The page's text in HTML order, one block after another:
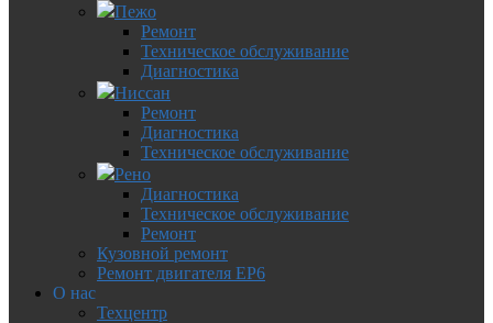
Пежо
Ремонт
Техническое обслуживание
Диагностика
Ниссан
Ремонт
Диагностика
Техническое обслуживание
Рено
Диагностика
Техническое обслуживание
Ремонт
Кузовной ремонт
Ремонт двигателя EP6
О нас
Техцентр